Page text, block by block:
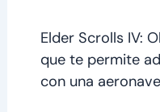
Elder Scrolls IV:
que te permite
con una aeronave